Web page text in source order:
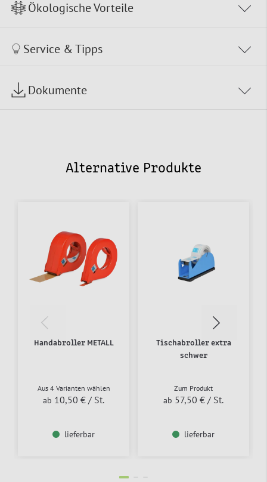
Ökologische Vorteile
Service & Tipps
Dokumente
Alternative Produkte
Handabroller METALL
Aus 4 Varianten wählen
ab 10,50 € / St.
lieferbar
Tischabroller extra
schwer
Zum Produkt
ab 57,50 € / St.
lieferbar